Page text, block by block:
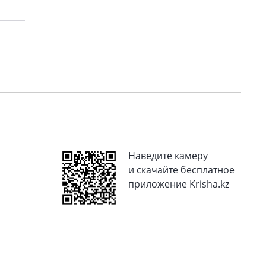
Наведите камеру
и скачайте бесплатное
приложение Krisha.kz